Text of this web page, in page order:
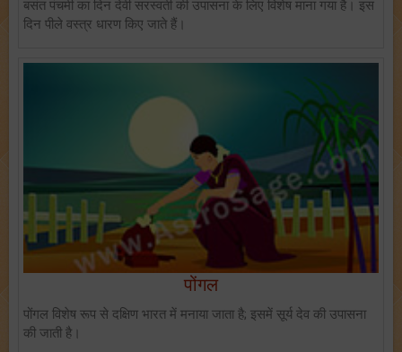
बसंत पंचमी का दिन देवी सरस्वती की उपासना के लिए विशेष माना गया है। इस
दिन पीले वस्त्र धारण किए जाते हैं।
पोंगल
पोंगल विशेष रूप से दक्षिण भारत में मनाया जाता है; इसमें सूर्य देव की उपासना
की जाती है।